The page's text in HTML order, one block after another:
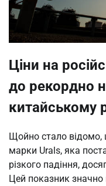
Ціни на
до рекордно
китайському
Щойно стало відомо,
марки Urals, яка
різкого падіння,
Цей показник